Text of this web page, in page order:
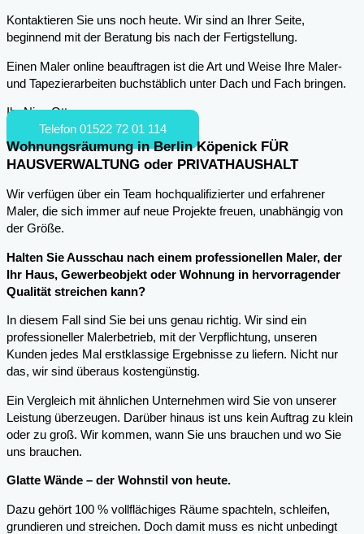
Kontaktieren Sie uns noch heute. Wir sind an Ihrer Seite,
beginnend mit der Beratung bis nach der Fertigstellung.
Einen Maler online beauftragen ist die Art und Weise Ihre Maler-
und Tapezierarbeiten buchstäblich unter Dach und Fach bringen.
Ihr Nico Otto
Telefon 01522 72 01 114
Wohnungsräumung in Berlin Köpenick FÜR
HAUSVERWALTUNG oder PRIVATHAUSHALT
Wir verfügen über ein Team hochqualifizierter und erfahrener
Maler, die sich immer auf neue Projekte freuen, unabhängig von
der Größe.
Halten Sie Ausschau nach einem professionellen Maler, der
Ihr Haus, Gewerbeobjekt oder Wohnung in hervorragender
Qualität streichen kann?
In diesem Fall sind Sie bei uns genau richtig. Wir sind ein
professioneller Malerbetrieb, mit der Verpflichtung, unseren
Kunden jedes Mal erstklassige Ergebnisse zu liefern. Nicht nur
das, wir sind überaus kostengünstig.
Ein Vergleich mit ähnlichen Unternehmen wird Sie von unserer
Leistung überzeugen. Darüber hinaus ist uns kein Auftrag zu klein
oder zu groß. Wir kommen, wann Sie uns brauchen und wo Sie
uns brauchen.
Glatte Wände – der Wohnstil von heute.
Dazu gehört 100 % vollflächiges Räume spachteln, schleifen,
grundieren und streichen. Doch damit muss es nicht unbedingt